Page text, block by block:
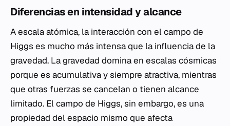
Diferencias en intensidad y alcance
A escala atómica, la interacción con el campo de
Higgs es mucho más intensa que la influencia de la
gravedad. La gravedad domina en escalas cósmicas
porque es acumulativa y siempre atractiva, mientras
que otras fuerzas se cancelan o tienen alcance
limitado. El campo de Higgs, sin embargo, es una
propiedad del espacio mismo que afecta